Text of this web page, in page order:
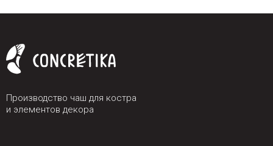
Производство чаш для костра
и элементов декора